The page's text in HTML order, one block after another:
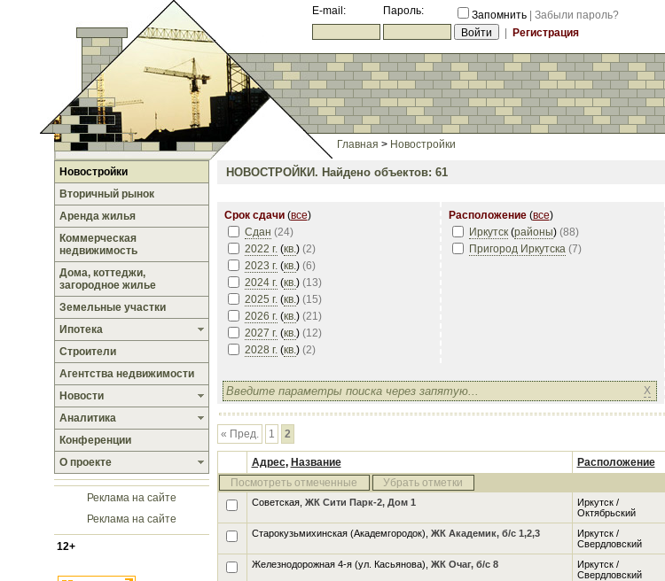
E-mail: Пароль: Запомнить
Забыли пароль?
Регистрация
Главная > Новостройки
Новостройки
Вторичный рынок
Аренда жилья
Коммерческая
недвижимость
Дома, коттеджи,
загородное жилье
Земельные участки
Ипотека
Строители
Агентства недвижимости
Новости
Аналитика
Конференции
О проекте
Реклама на сайте
Реклама на сайте
12+
НОВОСТРОЙКИ. Найдено объектов: 61
Срок сдачи(все)
Сдан (24)
2022 г. (кв.) (2)
2023 г. (кв.) (6)
2024 г. (кв.) (13)
2025 г. (кв.) (15)
2026 г. (кв.) (21)
2027 г. (кв.) (12)
2028 г. (кв.) (2)
Расположение(все)
Иркутск (районы) (88)
Пригород Иркутска (7)
X
« Пред. 1 2
Адрес, Название Расположение
Посмотреть отмеченные
Убрать отметки
Советская, ЖК Сити Парк-2, Дом 1
Иркутск /
Октябрьский
Старокузьмихинская (Академгородок), ЖК Академик, б/с 1,2,3
Иркутск /
Свердловский
Железнодорожная 4-я (ул. Касьянова), ЖК Очаг, б/с 8
Иркутск /
Свердловский